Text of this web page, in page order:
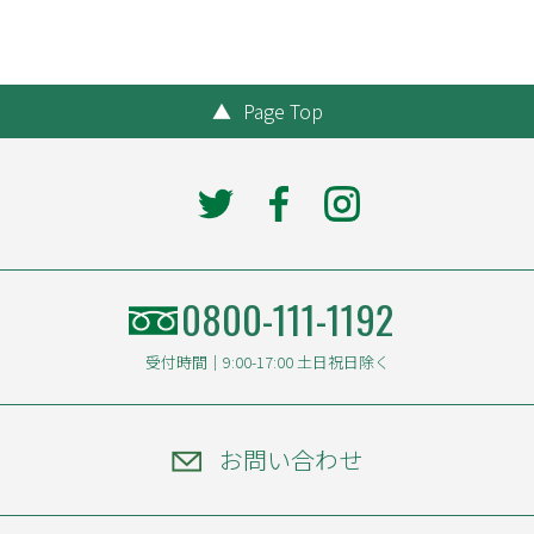
▲ Page Top
0800-111-1192
受付時間｜9:00-17:00 土日祝日除く
お問い合わせ